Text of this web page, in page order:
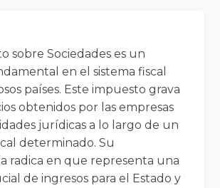
sobre Sociedades es un
en el sistema fiscal
países. Este impuesto grava
obtenidos por las empresas
jurídicas a lo largo de un
determinado. Su
radica en que representa una
de ingresos para el Estado y